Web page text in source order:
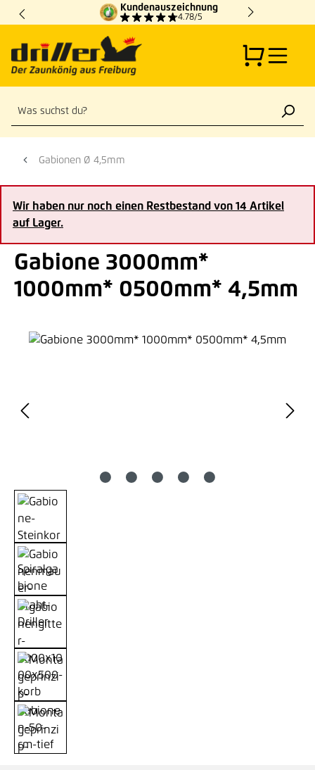
Zum Hauptinhalt springen
Kundenauszeichnung
4.78/5
Gabionen Ø 4,5mm
Wir haben nur noch einen Restbestand von 14 Artikel
auf Lager.
Gabione 3000mm*
1000mm* 0500mm* 4,5mm
Bildergalerie überspringen